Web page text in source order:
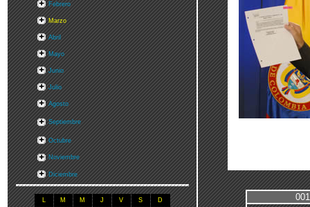
Febrero
Marzo
Abril
Mayo
Junio
Julio
Agosto
Septiembre
Octubre
Noviembre
Diciembre
L M M J V S
D
001